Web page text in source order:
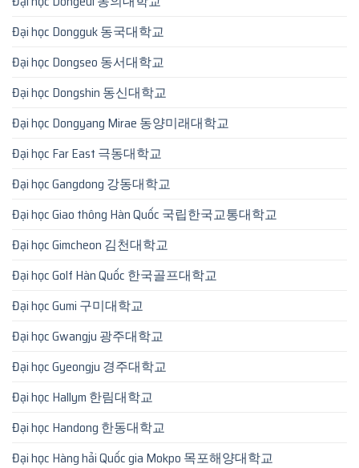
Đại học Dongguk 동국대학교
Đại học Dongseo 동서대학교
Đại học Dongshin 동신대학교
Đại học Dongyang Mirae 동양미래대학교
Đại học Far East 극동대학교
Đại học Gangdong 강동대학교
Đại học Giao thông Hàn Quốc 국립한국교통대학교
Đại học Gimcheon 김천대학교
Đại học Golf Hàn Quốc 한국골프대학교
Đại học Gumi 구미대학교
Đại học Gwangju 광주대학교
Đại học Gyeongju 경주대학교
Đại học Hallym 한림대학교
Đại học Handong 한동대학교
Đại học Hàng hải Quốc gia Mokpo 목포해양대학교